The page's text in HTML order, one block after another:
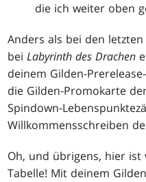
die ich weiter oben
Anders als bei den
beiLabyrinth des Drachen
deinem Gilden-
die Gilden-Promokarte
Spindown-
Willkommensschreiben
Oh, und übrigens, hier
Tabelle! Mit deinem